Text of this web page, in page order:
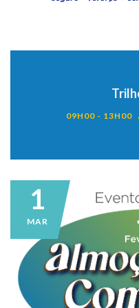
09H00 - 13H00
1
MAR